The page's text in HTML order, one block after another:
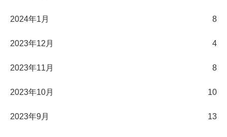
2024年1月 8
2023年12月 4
2023年11月 8
2023年10月 10
2023年9月 13